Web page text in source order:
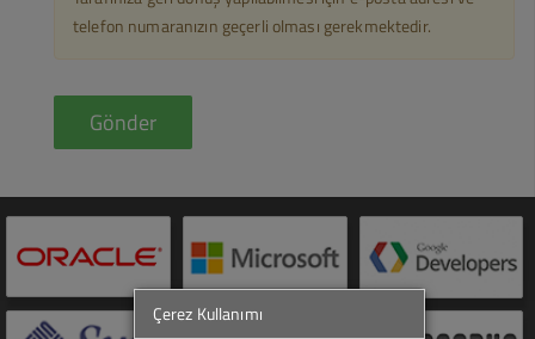
telefon numaranızın geçerli olması gerekmektedir.
Çerez Kullanımı